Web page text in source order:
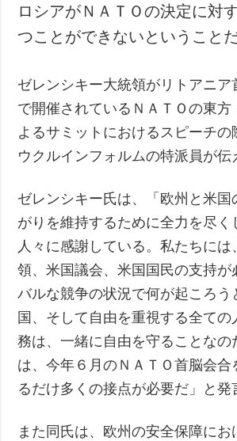
動画
ロシアがＮＡＴＯの決定に対
つことができないということ
ゼレンシキー大統領がリトアニア
で開催されているＮＡＴＯの東方
よるサミットにおけるスピーチの
ウクルインフォルムの特派員が伝
ゼレンシキー氏は、「欧州と米国
がりを維持するために全力を尽く
人々に感謝している。私たちに
領、米国議会、米国国民の支持が
バルな競争の状況で何が起ころう
国、そして自由を重視する全ての
務は、一緒に自由を守ることなの
は、今年６月のＮＡＴＯ首脳会合
るだけ多くの接点が必要だ」と発
また同氏は、欧州の安全保障にお